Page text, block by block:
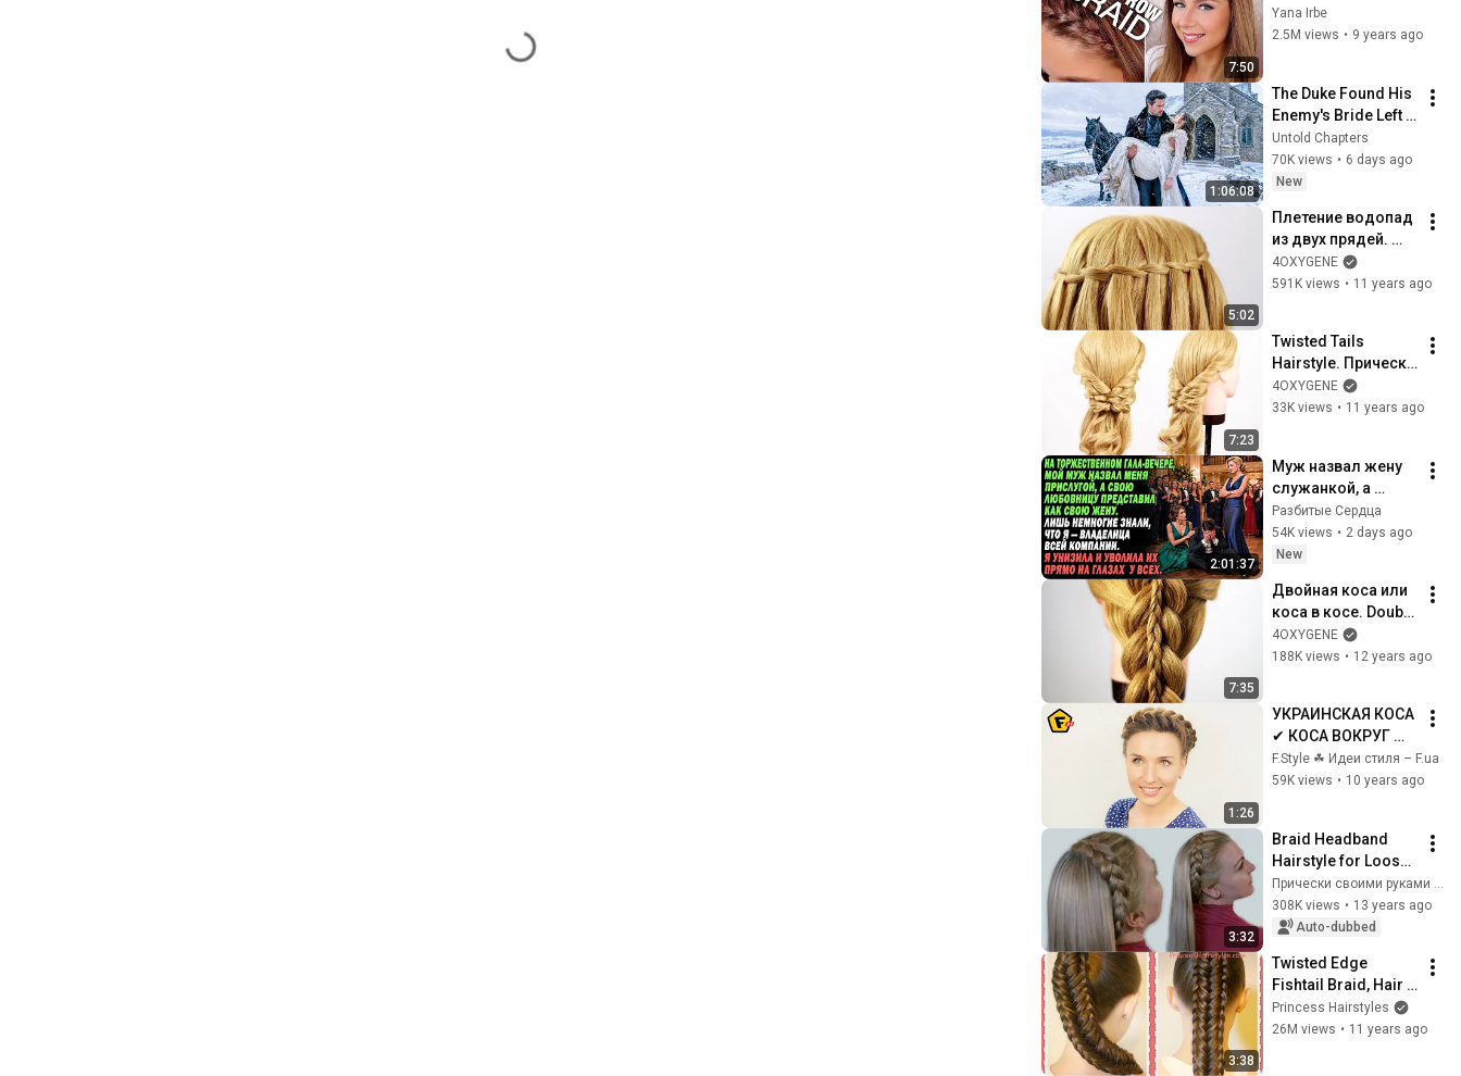
7:50
Yana Irbe
2.5M views • 9 years ago
1:06:08
The Duke Found His
Enemy's Bride Left
in the Cold — And He
Made a Choice No
One Expected
Untold Chapters
70K views • 6 days ago
New
5:02
Плетение водопад
из двух прядей.
Waterfall Braiding
with Two Strands
4OXYGENE
591K views • 11 years ago
7:23
Twisted Tails
Hairstyle. Прическа
из хвостиков для
длинных волос
4OXYGENE
33K views • 11 years ago
2:01:37
Муж назвал жену
служанкой, а
любовницу
представил
супругой — но
всё
Разбитые Сердца
54K views • 2 days ago
New
7:35
Двойная коса или
коса в косе. Double
Braiding
4OXYGENE
188K views • 12 years ago
1:26
УКРАИНСКАЯ КОСА
✔ КОСА ВОКРУГ
ГОЛОВЫ
F.Style ☘ Идеи стиля – F.ua
59K views • 10 years ago
3:32
Braid Headband
Hairstyle for Loose
Hair (Video). Braid
Headband (Hair
Tutorial)
308K views • 13 years ago
Auto-dubbed
3:38
Twisted Edge
Fishtail Braid, Hair
Tutorial
Princess Hairstyles
26M views • 11 years ago